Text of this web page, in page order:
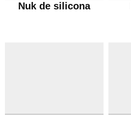
Nuk de silicona